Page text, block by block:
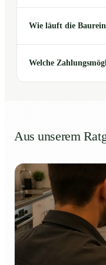
Wie läuft die
Welche
Aus unserem